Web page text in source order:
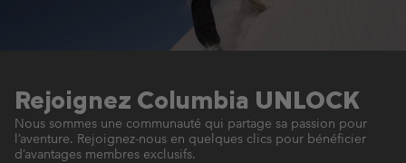
Rejoignez Columbia UNLOCK
Nous sommes une communauté qui partage sa passion pour
l’aventure. Rejoignez-nous en quelques clics pour bénéficier
d’avantages membres exclusifs.